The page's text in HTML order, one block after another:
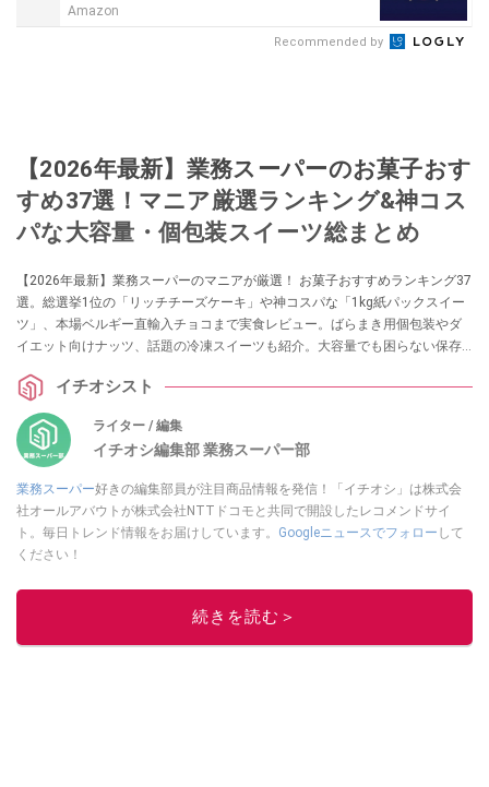
Amazon
Recommended by
【2026年最新】業務スーパーのお菓子おす
すめ37選！マニア厳選ランキング&神コス
パな大容量・個包装スイーツ総まとめ
【2026年最新】業務スーパーのマニアが厳選！ お菓子おすすめランキング37
選。総選挙1位の「リッチチーズケーキ」や神コスパな「1kg紙パックスイー
ツ」、本場ベルギー直輸入チョコまで実食レビュー。ばらまき用個包装やダ
イエット向けナッツ、話題の冷凍スイーツも紹介。大容量でも困らない保存
しない業スーお菓子選びの決定版です。
イチオシスト
ライター / 編集
イチオシ編集部 業務スーパー部
業務スーパー好きの編集部員が注目商品情報を発信！「イチオシ」は株式会
社オールアバウトが株式会社NTTドコモと共同で開設したレコメンドサイ
ト。毎日トレンド情報をお届けしています。 Googleニュースでフォロー して
ください！
このイチオシストの他の記事を読む
続きを読む＞